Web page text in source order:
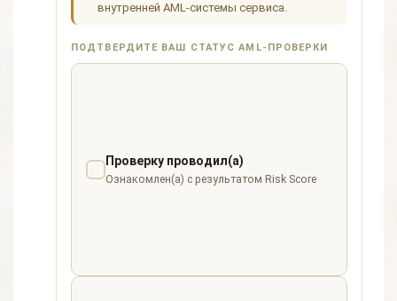
внутренней AML-системы сервиса.
ПОДТВЕРДИТЕ ВАШ СТАТУС AML-ПРОВЕРКИ
Проверку проводил(а)
Ознакомлен(а) с результатом Risk Score